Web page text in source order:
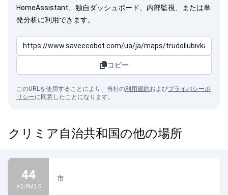
HomeAssistant、独自ダッシュボード、内部監視、または単
発分析に利用できます。
コピー
このURLを使用することにより、当社の利用規約およびプライバシーポ
リシーに同意したことになります。
クリミア自治共和国の他の場所
44
AQI PM2.5
市